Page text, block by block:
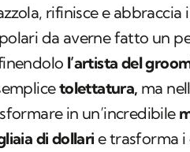
rifinisce e
da averne fatto un
l’artista del
tolettatura, ma
in un’incredibile
di dollari e trasforma i